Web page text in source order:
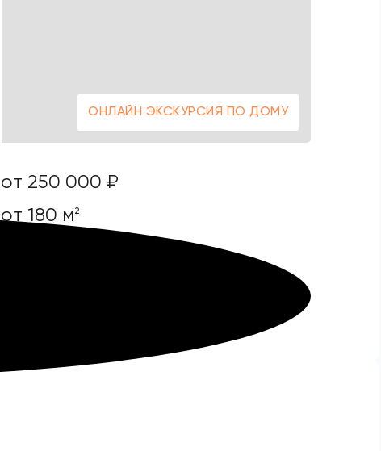
ОНЛАЙН ЭКСКУРСИЯ ПО ДОМУ
от 250 000 ₽
от 180 м2